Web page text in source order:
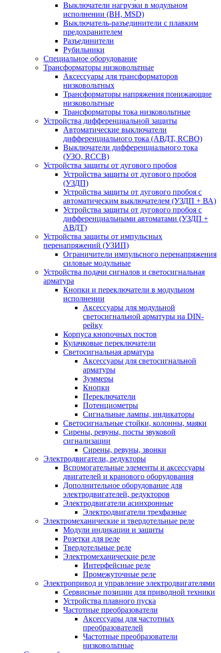
Выключатели нагрузки в модульном
исполнении (ВН, MSD)
Выключатель-разъединители с плавким
предохранителем
Разъединители
Рубильники
Специальное оборудование
Трансформаторы низковольтные
Аксессуары для трансформаторов
низковольтных
Трансформаторы напряжения понижающие
низковольтные
Трансформаторы тока низковольтные
Устройства дифференциальной защиты
Автоматические выключатели
дифференциального тока (АВДТ, RCBO)
Выключатели дифференциального тока
(УЗО, RCCB)
Устройства защиты от дугового пробоя
Устройства защиты от дугового пробоя
(УЗДП)
Устройства защиты от дугового пробоя с
автоматическим выключателем (УЗДП + ВА)
Устройства защиты от дугового пробоя с
дифференциальными автоматами (УЗДП +
АВДТ)
Устройства защиты от импульсных
перенапряжений (УЗИП)
Ограничители импульсного перенапряжения
силовые модульные
Устройства подачи сигналов и светосигнальная
арматура
Кнопки и переключатели в модульном
исполнении
Аксессуары для модульной
светосигнальной арматуры на DIN-
рейку
Корпуса кнопочных постов
Кулачковые переключатели
Светосигнальная арматура
Аксессуары для светосигнальной
арматуры
Зуммеры
Кнопки
Переключатели
Потенциометры
Сигнальные лампы, индикаторы
Светосигнальные стойки, колонны, маяки
Сирены, ревуны, посты звуковой
сигнализации
Сирены, ревуны, звонки
Электродвигатели, редукторы
Вспомогательные элементы и аксессуары
двигателей и кранового оборудования
Дополнительное оборудование для
электродвигателей, редукторов
Электродвигатели асинхронные
Электродвигатели трехфазные
Электромеханические и твердотельные реле
Модули индикации и защиты
Розетки для реле
Твердотельные реле
Электромеханические реле
Интерфейсные реле
Промежуточные реле
Электропривод и управление электродвигателями
Сервисные позиции для приводной техники
Устройства плавного пуска
Частотные преобразователи
Аксессуары для частотных
преобразователей
Частотные преобразователи
низковольтные